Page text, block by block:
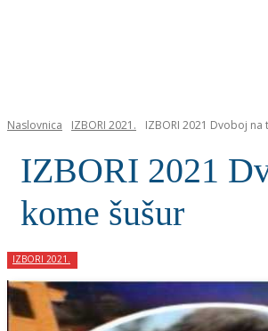
Naslovnica IZBORI 2021. IZBORI 2021 Dvoboj
IZBORI 2021
kome šušur
IZBORI 2021.